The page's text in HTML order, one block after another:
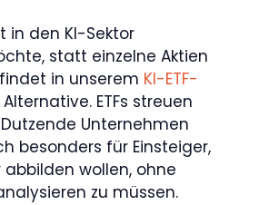
in den KI-Sektor
statt einzelne Aktien
in unserem KI-ETF-
ETFs streuen
Unternehmen
besonders für Einsteiger,
abbilden wollen, ohne
zu müssen.